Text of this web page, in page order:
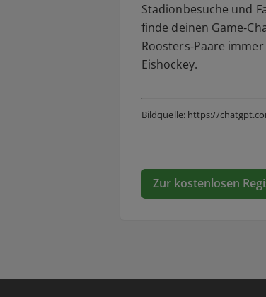
Stadionbesuche und
finde deinen
Roosters‑Paare
Eishockey.
Bildquelle: https://
Zur kostenlosen